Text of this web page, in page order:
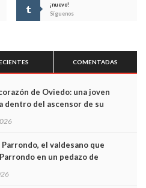
¡nuevo!
Síguenos
COMENTADAS
de Oviedo: una joven
dentro del ascensor de su
captan sus últimos minutos
el valdesano que
en un pedazo de